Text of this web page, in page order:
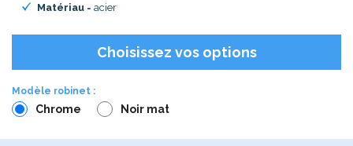
Matériau = acier
Choisissez vos options
Modèle robinet :
Chrome Noir mat